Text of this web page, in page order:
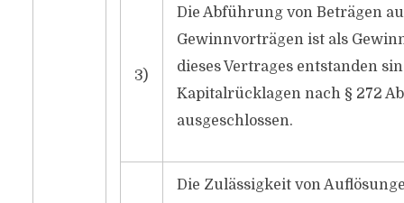
3)
Die Abführung von Beträgen
Gewinnvorträgen ist als
dieses Vertrages entstanden
Kapitalrücklagen nach § 272
ausgeschlossen.
Die Zulässigkeit von